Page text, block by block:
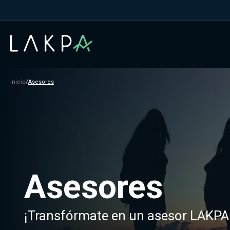
Inicio/Asesores
Asesores
¡Transfórmate en un asesor